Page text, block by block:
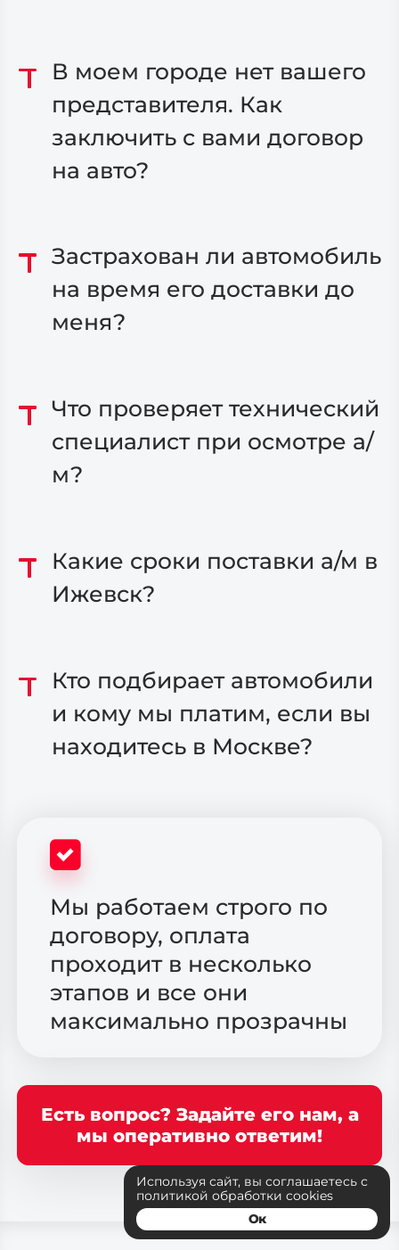
В моем городе нет вашего
представителя. Как
заключить с вами договор
на авто?
Застрахован ли автомобиль
на время его доставки до
меня?
Что проверяет технический
специалист при осмотре а/
м?
Какие сроки поставки а/м в
Ижевск?
Кто подбирает автомобили
и кому мы платим, если вы
находитесь в Москве?
Мы работаем строго по
договору, оплата
проходит в несколько
этапов и все они
максимально прозрачны
Есть вопрос? Задайте его нам, а
мы оперативно ответим!
Используя сайт, вы соглашаетесь с
политикой обработки cookies
Ок